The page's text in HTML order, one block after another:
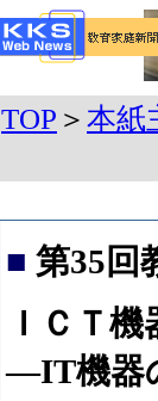
TOP ＞ 本紙
■ 第35回
ＩＣＴ
―IT機器